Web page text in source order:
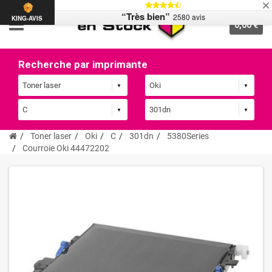
0,00 €
Recherche par imprimante
Toner laser Oki C 301dn
5380Series
Courroie Oki 44472202
KING-AVIS “Très bien” 2580 avis